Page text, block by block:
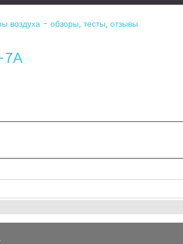
воздуха - обзоры, тесты, отзывы
7А